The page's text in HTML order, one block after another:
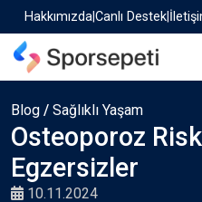
HakkımızdaCanlı Destek
Blog / Sağlıklı Yaşam
Osteoporoz
Egzersizler
10.11.2024